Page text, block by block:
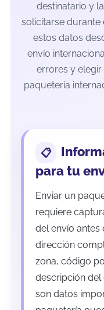
destinatario y
solicitarse durante
estos datos
envío
errores y
paquetería
para tu
Enviar un
requiere
del envío antes
dirección
zona, código
descripción
son datos